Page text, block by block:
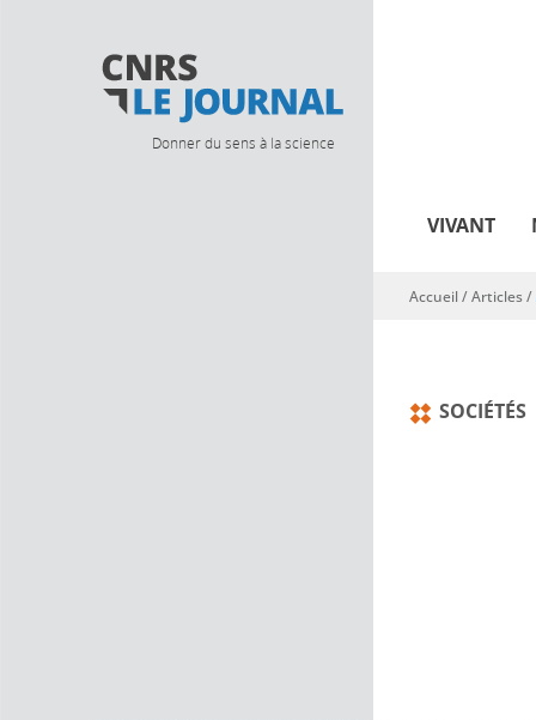
Donner du sens à la science
VIVANT
Vous êtes ici
Accueil/Articles/
SOCIÉTÉS